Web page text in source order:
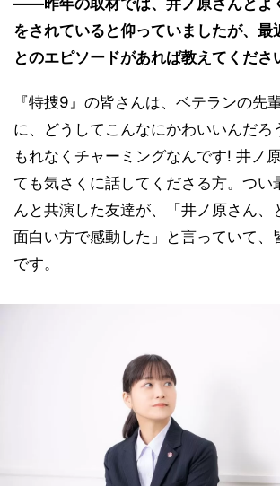
をされていると仰っていましたが、最
とのエピソードがあれば教えてくださ
『特捜9』の皆さんは、ベテランの先
に、どうしてこんなにかわいいんだろ
もれなくチャーミングなんです! 井ノ
ても気さくに話してくださる方。つい
んと共演した友達が、「井ノ原さん、
面白い方で感動した」と言っていて、
です。